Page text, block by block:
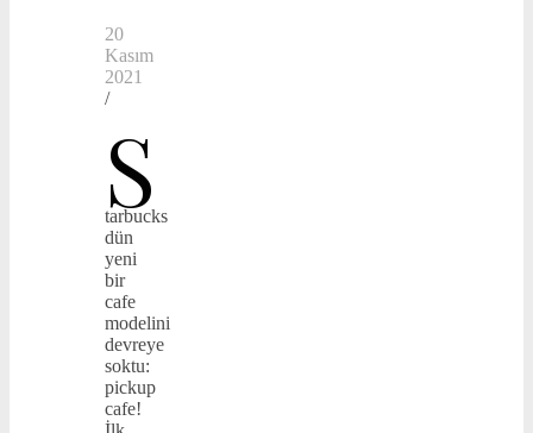
20
Kasım
2021
/
S
tarbucks
dün
yeni
bir
cafe
modelini
devreye
soktu:
pickup
cafe!